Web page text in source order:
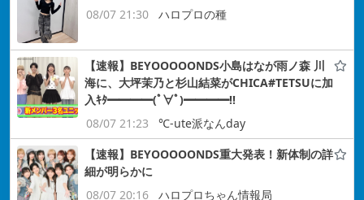
08/07 21:30
ハロプロの種
【速報】BEYOOOOONDS小島はなが雨ノ森 川
海に、大坪茉乃と杉山結菜がCHICA#TETSUに加
入ｷﾀ━━━━(ﾟ∀ﾟ)━━━━!!
08/07 21:23
℃-ute派なんday
【速報】BEYOOOOONDS重大発表！新体制の詳
細が明らかに
08/07 20:16
ハロプロちゃん情報局